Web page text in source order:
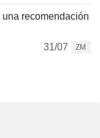
recomendación
31/07
ZM